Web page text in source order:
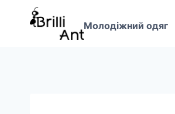
Перейти
Молодіжний одяг